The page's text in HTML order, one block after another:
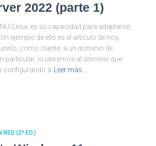
2022 (parte 1)
Linux es su capacidad para adaptarse
ejemplo de ello es el artículo de hoy,
como cliente, a un dominio de
particular, lo uniremos al dominio que
configurando a
Leer más…
RED (2ª ED.)